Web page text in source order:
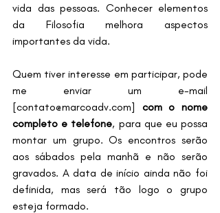
vida das pessoas. Conhecer elementos
da Filosofia melhora aspectos
importantes da vida.
Quem tiver interesse em participar, pode
me enviar um e-mail
[contato@marcoadv.com] com o nome
completo e telefone, para que eu possa
montar um grupo. Os encontros serão
aos sábados pela manhã e não serão
gravados. A data de início ainda não foi
definida, mas será tão logo o grupo
esteja formado.